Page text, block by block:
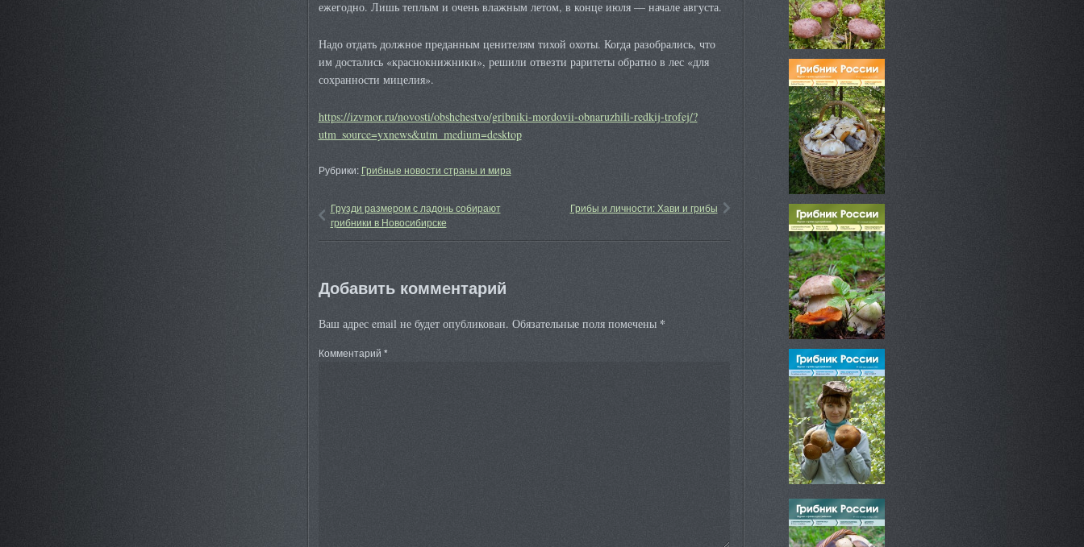
ежегодно. Лишь теплым и очень влажным летом, в конце июля — начале августа.
Надо отдать должное преданным ценителям тихой охоты. Когда разобрались, что
им достались «краснокнижники», решили отвезти раритеты обратно в лес «для
сохранности мицелия».
https://izvmor.ru/novosti/obshchestvo/gribniki-mordovii-obnaruzhili-redkij-trofej/?
utm_source=yxnews&utm_medium=desktop
Рубрики: Грибные новости страны и мира
Грузди размером с ладонь собирают
грибники в Новосибирске
Грибы и личности: Хави и грибы
Добавить комментарий
Ваш адрес email не будет опубликован. Обязательные поля помечены *
Комментарий *